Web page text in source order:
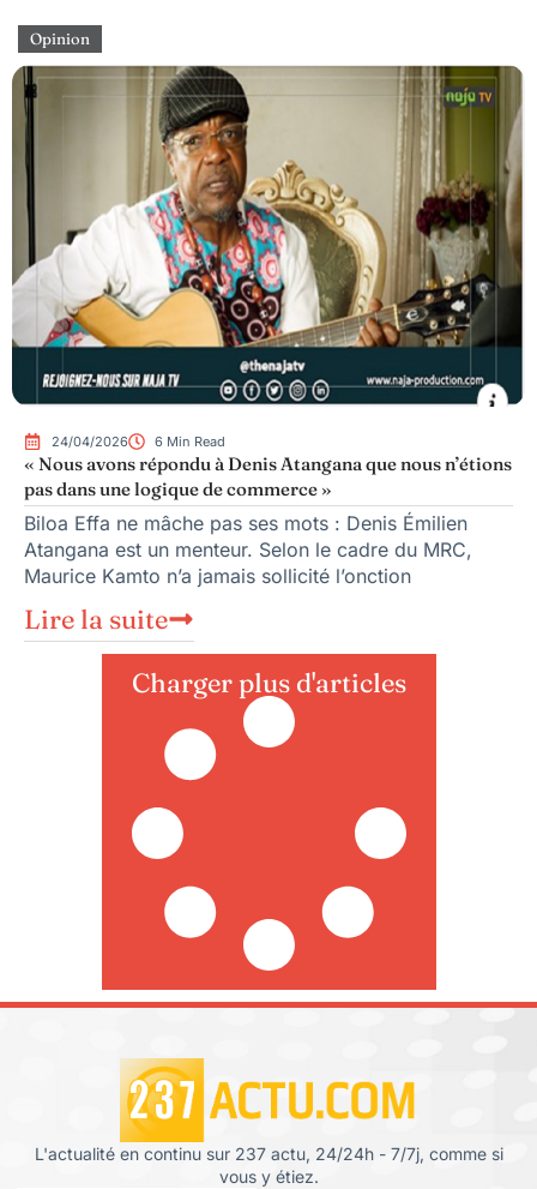
Opinion
24/04/2026 6 Min Read
« Nous avons répondu à Denis Atangana que nous n’étions
pas dans une logique de commerce »
Biloa Effa ne mâche pas ses mots : Denis Émilien
Atangana est un menteur. Selon le cadre du MRC,
Maurice Kamto n’a jamais sollicité l’onction
Lire la suite
Charger plus d'articles
L'actualité en continu sur 237 actu, 24/24h - 7/7j, comme si
vous y étiez.